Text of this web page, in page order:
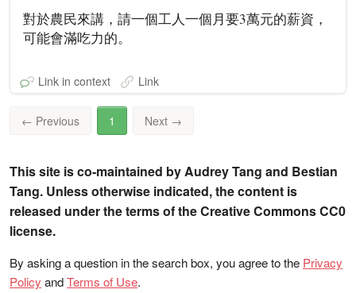
對於農民來講，請一個工人一個月要3萬元的薪資，
可能會滿吃力的。
Link in context Link
← Previous 1 Next →
This site is co-maintained by Audrey Tang and Bestian
Tang. Unless otherwise indicated, the content is
released under the terms of the Creative Commons CC0
license.
By asking a question in the search box, you agree to the Privacy
Policy andTerms of Use.